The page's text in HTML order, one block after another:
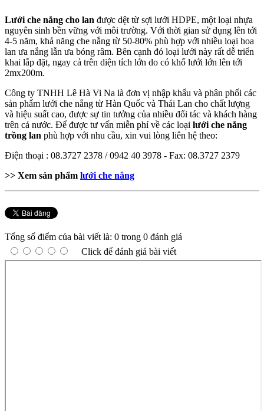
Lưới che nắng cho lan được dệt từ sợi lưới HDPE, một loại nhựa
nguyên sinh bền vững với môi trường. Với thời gian sử dụng lên tới
4-5 năm, khả năng che nắng từ 50-80% phù hợp với nhiều loại hoa
lan ưa nắng lẫn ưa bóng râm. Bên cạnh đó loại lưới này rất dễ triển
khai lắp đặt, ngay cả trên diện tích lớn do có khổ lưới lớn lên tới
2mx200m.
Công ty TNHH Lê Hà Vi Na là đơn vị nhập khẩu và phân phối các
sản phẩm lưới che nắng từ Hàn Quốc và Thái Lan cho chất lượng
và hiệu suất cao, được sự tin tưởng của nhiều đối tác và khách hàng
trên cả nước. Để được tư vấn miễn phí về các loại lưới che nắng
trồng lan phù hợp với nhu cầu, xin vui lòng liên hệ theo:
Điện thoại : 08.3727 2378 / 0942 40 3978 - Fax: 08.3727 2379
>> Xem sản phẩm lưới che nắng
Tổng số điểm của bài viết là: 0 trong 0 đánh giá
Click để đánh giá bài viết